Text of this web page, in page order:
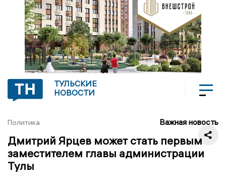
ТУЛЬСКИЕ
НОВОСТИ
Политика Важная новость
Дмитрий Ярцев может стать первым
заместителем главы администрации
Тулы